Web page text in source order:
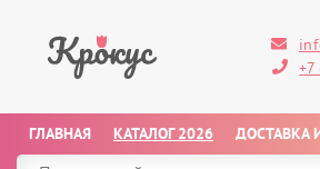
ГЛАВНАЯ КАТАЛОГ 2026 ДОСТАВКА